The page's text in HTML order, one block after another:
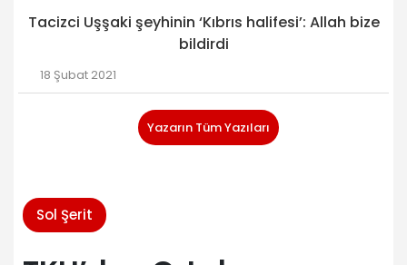
Tacizci Uşşaki şeyhinin ‘Kıbrıs halifesi’: Allah bize
bildirdi
18 Şubat 2021
Yazarın Tüm Yazıları
Sol Şerit